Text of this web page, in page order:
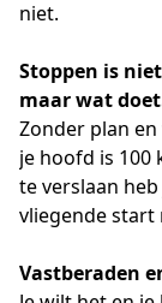
niet.
Stoppen is
maar wat
Zonder plan
je hoofd is 100
te verslaan
vliegende start
Vastberaden